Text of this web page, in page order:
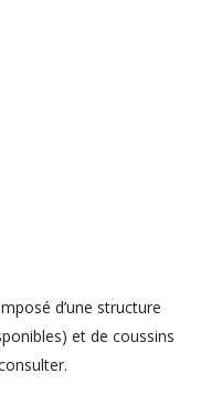
d’une structure
et de coussins